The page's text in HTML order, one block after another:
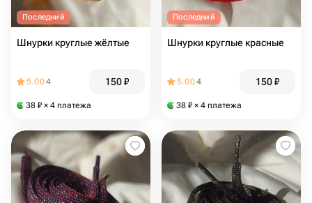
Последний
Шнурки круглые жёлтые
5.004 150₽
38 ₽ × 4 платежа
Последний
Шнурки круглые красные
5.004 150₽
38 ₽ × 4 платежа